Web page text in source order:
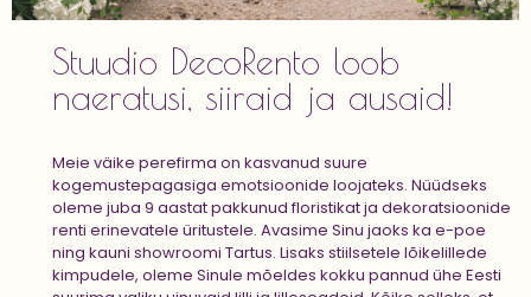
Stuudio DecoRento loob
naeratusi, siiraid ja ausaid!
Meie väike perefirma on kasvanud suure
kogemustepagasiga emotsioonide loojateks. Nüüdseks
oleme juba 9 aastat pakkunud floristikat ja dekoratsioonide
renti erinevatele üritustele. Avasime Sinu jaoks ka e-poe
ning kauni showroomi Tartus. Lisaks stiilsetele lõikelillede
kimpudele, oleme Sinule mõeldes kokku pannud ühe Eesti